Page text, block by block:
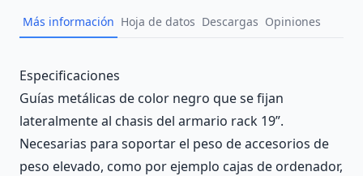
Más información Hoja de datos Descargas Opiniones
Description
Especificaciones
Guías metálicas de color negro que se fijan
lateralmente al chasis del armario rack 19”.
Necesarias para soportar el peso de accesorios de
peso elevado, como por ejemplo cajas de ordenador,